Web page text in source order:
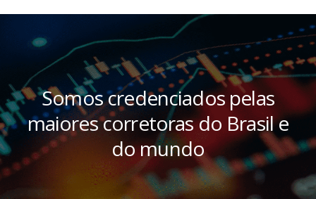
Somos credenciados pelas
maiores corretoras do Brasil e
do mundo